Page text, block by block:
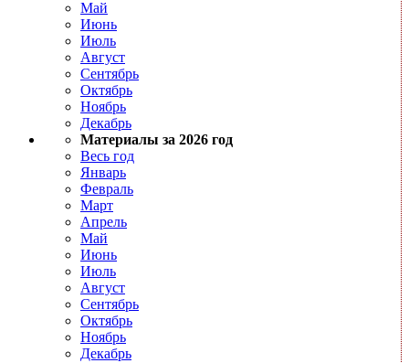
Май
Июнь
Июль
Август
Сентябрь
Октябрь
Ноябрь
Декабрь
Материалы за 2026 год
Весь год
Январь
Февраль
Март
Апрель
Май
Июнь
Июль
Август
Сентябрь
Октябрь
Ноябрь
Декабрь